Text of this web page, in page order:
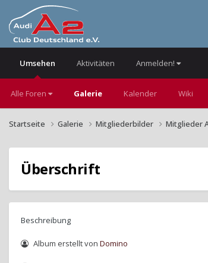
Umsehen
Alle Foren Galerie Kalender Wiki
Aktivitäten Anmelden!
Startseite Galerie Mitgliederbilder Mitglieder
Überschrift
Beschreibung
Album erstellt vonDomino